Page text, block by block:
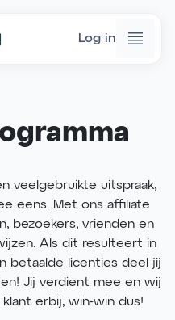
Log in
veelgebruikte uitspraak,
eens. Met ons affiliate
bezoekers, vrienden en
Als dit resulteert in
betaalde licenties deel jij
Jij verdient mee en wij
erbij, win-win dus!